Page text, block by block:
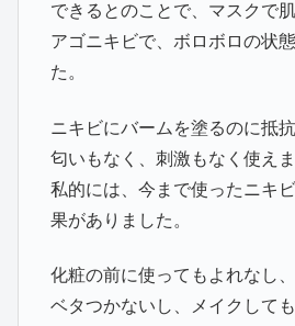
できるとのことで、マスクで
アゴニキビで、ボロボロの状
た。
ニキビにバームを塗るのに抵
匂いもなく、刺激もなく使えま
私的には、今まで使ったニキ
果がありました。
化粧の前に使ってもよれなし
ベタつかないし、メイクして